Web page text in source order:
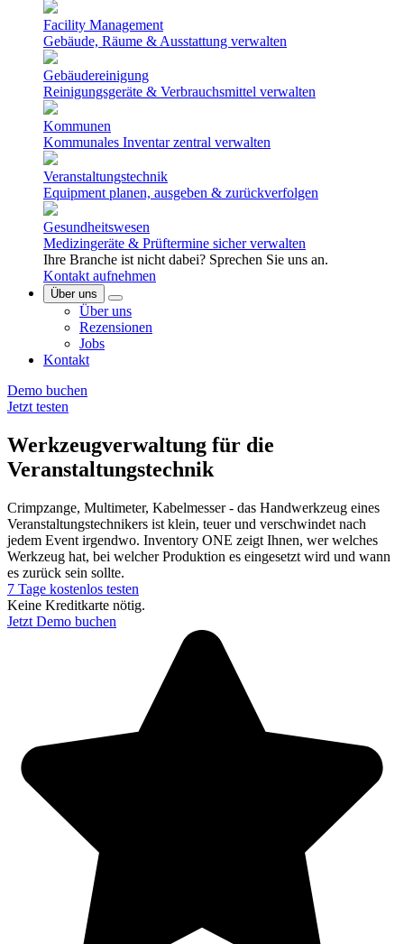
Facility Management
Gebäude, Räume & Ausstattung verwalten
Gebäudereinigung
Reinigungsgeräte & Verbrauchsmittel verwalten
Kommunen
Kommunales Inventar zentral verwalten
Veranstaltungstechnik
Equipment planen, ausgeben & zurückverfolgen
Gesundheitswesen
Medizingeräte & Prüftermine sicher verwalten
Ihre Branche ist nicht dabei? Sprechen Sie uns an.
Kontakt aufnehmen
Über uns
Über uns
Rezensionen
Jobs
Kontakt
Demo buchen
Jetzt testen
Werkzeugverwaltung für die
Veranstaltungstechnik
Crimpzange, Multimeter, Kabelmesser - das Handwerkzeug eines
Veranstaltungstechnikers ist klein, teuer und verschwindet nach
jedem Event irgendwo. Inventory ONE zeigt Ihnen, wer welches
Werkzeug hat, bei welcher Produktion es eingesetzt wird und wann
es zurück sein sollte.
7 Tage kostenlos testen
Keine Kreditkarte nötig.
Jetzt Demo buchen